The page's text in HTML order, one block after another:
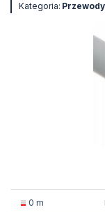
Kategoria:
0 m